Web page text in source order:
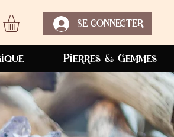
SE CONNECTER
Pierres & Gemmes